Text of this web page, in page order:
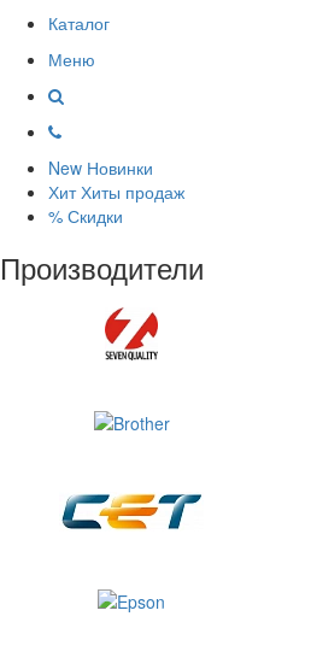
Каталог
Меню
New Новинки
Хит Хиты продаж
% Скидки
Производители